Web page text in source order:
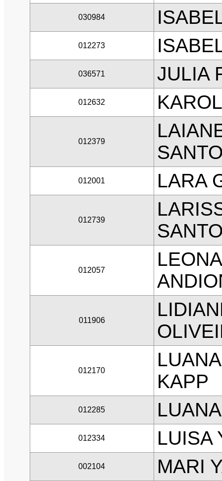
030984
012273
036571 JULIA
012632
012379
012001 LARA
012739
012057
011906
012170
KAPP
012285
012334 LUISA
002104 MARI